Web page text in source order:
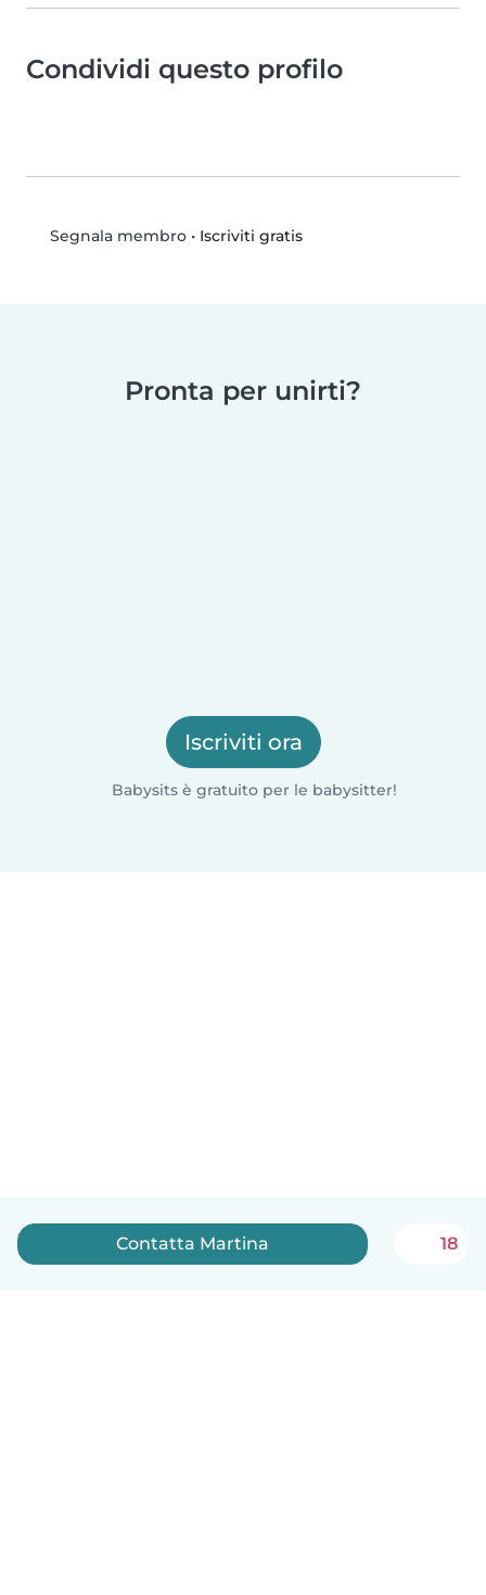
Condividi questo profilo
Segnala membro• Iscriviti gratis
Pronta per unirti?
Iscriviti ora
Babysits è gratuito per le babysitter!
Contatta Martina 18